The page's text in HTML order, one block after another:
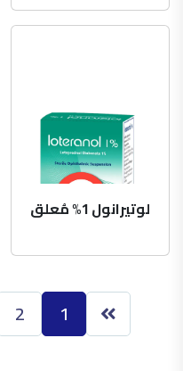
لوتيرانول 1% مُعلق
1
2